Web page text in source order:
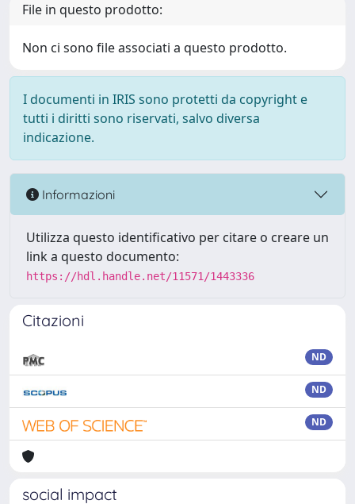
File in questo prodotto:
Non ci sono file associati a questo prodotto.
I documenti in IRIS sono protetti da copyright e
tutti i diritti sono riservati, salvo diversa
indicazione.
Informazioni
Utilizza questo identificativo per citare o creare un
link a questo documento:
https://hdl.handle.net/11571/1443336
Citazioni
ND
ND
ND
social impact